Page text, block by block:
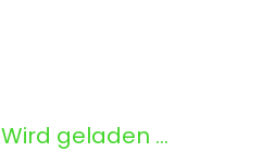
Wird geladen …